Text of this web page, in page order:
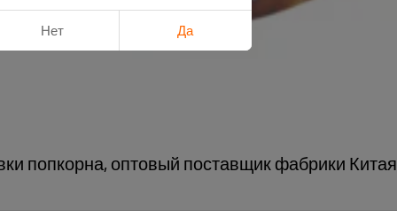
попкорна, оптовый поставщик фабрики Китая
Нет Да